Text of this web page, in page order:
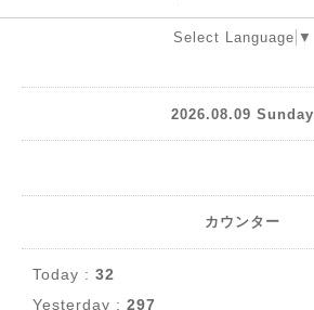
Select Language ▼
2026.08.09 Sunday
カウンター
Today : 32
Yesterday : 297